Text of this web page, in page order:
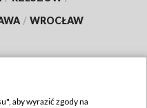
/ WROCŁAW
aby wyrazić zgody na